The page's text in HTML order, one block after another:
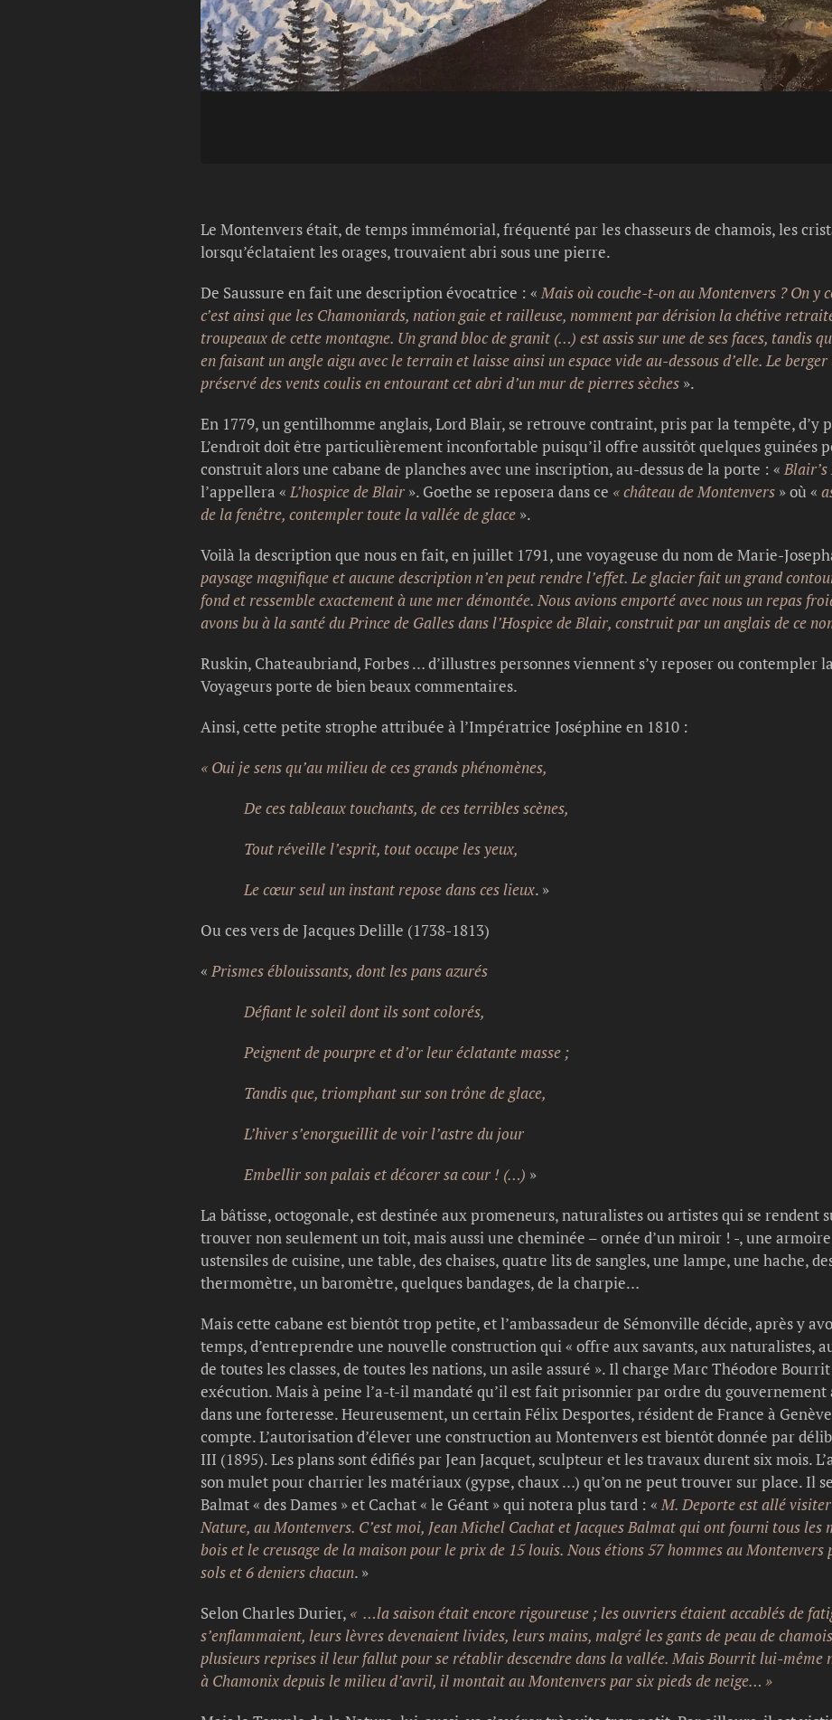
Le Montenvers était, de temps immémorial, fréquenté par les chasseurs de chamois, les
lorsqu’éclataient les orages, trouvaient abri sous une pierre.
De Saussure en fait une description évocatrice : «Mais où couche-t-on au Montenvers ? On y
c’est ainsi que les Chamoniards, nation gaie et railleuse, nomment par dérision la chétive
troupeaux de cette montagne. Un grand bloc de granit (…) est assis sur une de ses faces, tandis
en faisant un angle aigu avec le terrain et laisse ainsi un espace vide au-dessous d’elle. Le
préservé des vents coulis en entourant cet abri d’un mur de pierres sèches ».
En 1779, un gentilhomme anglais, Lord Blair, se retrouve contraint, pris par la tempête, d’y
L’endroit doit être particulièrement inconfortable puisqu’il offre aussitôt quelques guinées
construit alors une cabane de planches avec une inscription, au-dessus de la porte : «
l’appellera «L’hospice de Blair ». Goethe se reposera dans ce « château de Montenvers » où «
de la fenêtre, contempler toute la vallée de glace ».
Voilà la description que nous en fait, en juillet 1791, une voyageuse du nom de Marie-
paysage magnifique et aucune description n’en peut rendre l’effet. Le glacier fait un grand
fond et ressemble exactement à une mer démontée. Nous avions emporté avec nous un repas
avons bu à la santé du Prince de Galles dans l’Hospice de Blair, construit par un anglais de ce
Ruskin, Chateaubriand, Forbes … d’illustres personnes viennent s’y reposer ou contempler
Voyageurs porte de bien beaux commentaires.
Ainsi, cette petite strophe attribuée à l’Impératrice Joséphine en 1810 :
« Oui je sens qu’au milieu de ces grands phénomènes,
De ces tableaux touchants, de ces terribles scènes,
Tout réveille l’esprit, tout occupe les yeux,
Le cœur seul un instant repose dans ces lieux. »
Ou ces vers de Jacques Delille (1738-1813)
«Prismes éblouissants, dont les pans azurés
Défiant le soleil dont ils sont colorés,
Peignent de pourpre et d’or leur éclatante masse ;
Tandis que, triomphant sur son trône de glace,
L’hiver s’enorgueillit de voir l’astre du jour
Embellir son palais et décorer sa cour ! (…) »
La bâtisse, octogonale, est destinée aux promeneurs, naturalistes ou artistes qui se rendent
trouver non seulement un toit, mais aussi une cheminée – ornée d’un miroir ! -, une
ustensiles de cuisine, une table, des chaises, quatre lits de sangles, une lampe, une hache,
thermomètre, un baromètre, quelques bandages, de la charpie…
Mais cette cabane est bientôt trop petite, et l’ambassadeur de Sémonville décide, après y
temps, d’entreprendre une nouvelle construction qui « offre aux savants, aux naturalistes,
de toutes les classes, de toutes les nations, un asile assuré ». Il charge Marc Théodore
exécution. Mais à peine l’a-t-il mandaté qu’il est fait prisonnier par ordre du
dans une forteresse. Heureusement, un certain Félix Desportes, résident de France à
compte. L’autorisation d’élever une construction au Montenvers est bientôt donnée par
III (1895). Les plans sont édifiés par Jean Jacquet, sculpteur et les travaux durent six mois.
son mulet pour charrier les matériaux (gypse, chaux …) qu’on ne peut trouver sur place. Il
Balmat « des Dames » et Cachat « le Géant » qui notera plus tard : «M. Deporte est allé
Nature, au Montenvers. C’est moi, Jean Michel Cachat et Jacques Balmat qui ont fourni tous
bois et le creusage de la maison pour le prix de 15 louis. Nous étions 57 hommes au
sols et 6 deniers chacun. »
Selon Charles Durier, « …la saison était encore rigoureuse ; les ouvriers étaient accablés de
s’enflammaient, leurs lèvres devenaient livides, leurs mains, malgré les gants de peau de
plusieurs reprises il leur fallut pour se rétablir descendre dans la vallée. Mais Bourrit lui-même
à Chamonix depuis le milieu d’avril, il montait au Montenvers par six pieds de neige… »